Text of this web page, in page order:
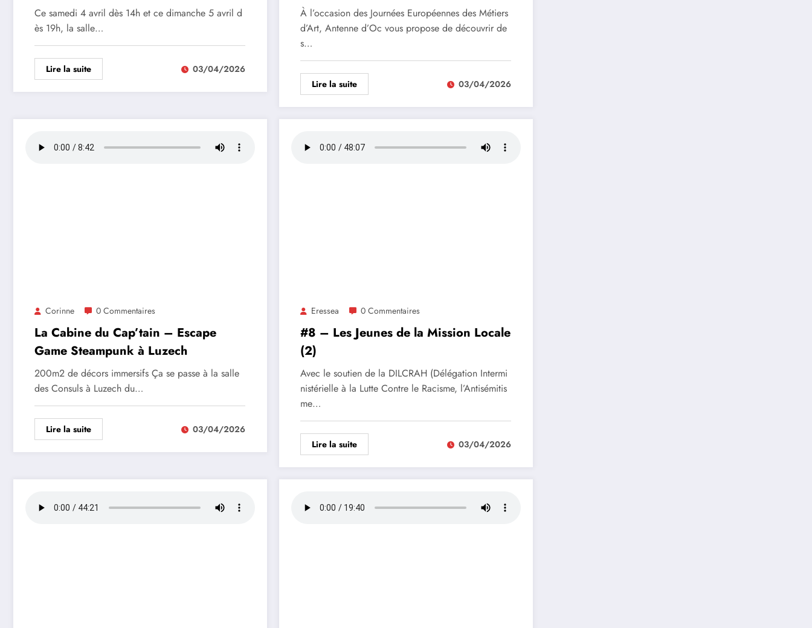
Ce samedi 4 avril dès 14h et ce dimanche 5 avril d
ès 19h, la salle…
Lire la suite 03/04/2026
À l’occasion des Journées Européennes des Métiers
d’Art, Antenne d’Oc vous propose de découvrir de
s…
Lire la suite 03/04/2026
Corinne 0 Commentaires
La Cabine du Cap’tain – Escape
Game Steampunk à Luzech
200m2 de décors immersifs Ça se passe à la salle
des Consuls à Luzech du…
Lire la suite 03/04/2026
Eressea 0 Commentaires
#8 – Les Jeunes de la Mission Locale
(2)
Avec le soutien de la DILCRAH (Délégation Intermi
nistérielle à la Lutte Contre le Racisme, l’Antisémitis
me…
Lire la suite 03/04/2026